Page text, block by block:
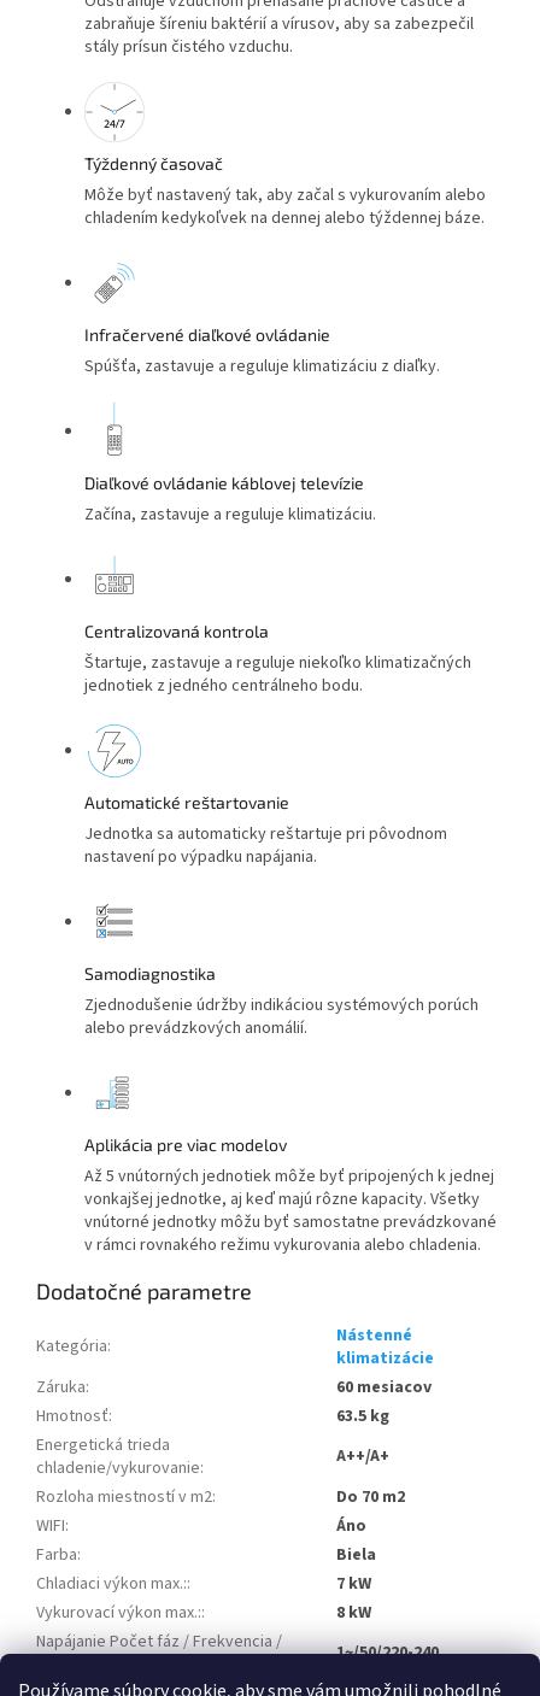
zabraňuje šíreniu baktérií a vírusov, aby sa zabezpečil
stály prísun čistého vzduchu.
Týždenný časovač
Môže byť nastavený tak, aby začal s vykurovaním alebo
chladením kedykoľvek na dennej alebo týždennej báze.
Infračervené diaľkové ovládanie
Spúšťa, zastavuje a reguluje klimatizáciu z diaľky.
Diaľkové ovládanie káblovej televízie
Začína, zastavuje a reguluje klimatizáciu.
Centralizovaná kontrola
Štartuje, zastavuje a reguluje niekoľko klimatizačných
jednotiek z jedného centrálneho bodu.
Automatické reštartovanie
Jednotka sa automaticky reštartuje pri pôvodnom
nastavení po výpadku napájania.
Samodiagnostika
Zjednodušenie údržby indikáciou systémových porúch
alebo prevádzkových anomálií.
Aplikácia pre viac modelov
Až 5 vnútorných jednotiek môže byť pripojených k jednej
vonkajšej jednotke, aj keď majú rôzne kapacity. Všetky
vnútorné jednotky môžu byť samostatne prevádzkované
v rámci rovnakého režimu vykurovania alebo chladenia.
Dodatočné parametre
Kategória:
Nástenné
klimatizácie
Záruka:
60 mesiacov
Hmotnosť:
63.5 kg
Energetická trieda
chladenie/vykurovanie:
A++/A+
Rozloha miestností v m2:
Do 70 m2
WIFI:
Áno
Farba:
Biela
Chladiaci výkon max.::
7 kW
Vykurovací výkon max.::
8 kW
Napájanie Počet fáz / Frekvencia /
1~/50/220-240